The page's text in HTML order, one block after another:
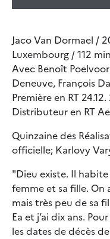
Jaco Van Dormael /
Luxembourg / 112
Avec Benoît
Deneuve, François
Première en RT 24.12.
Distributeur en RT
Quinzaine des
officielle; Karlovy
"Dieu existe. Il habite
femme et sa fille. On
mais très peu de sa
Ea et j’ai dix ans.
les dates de décès